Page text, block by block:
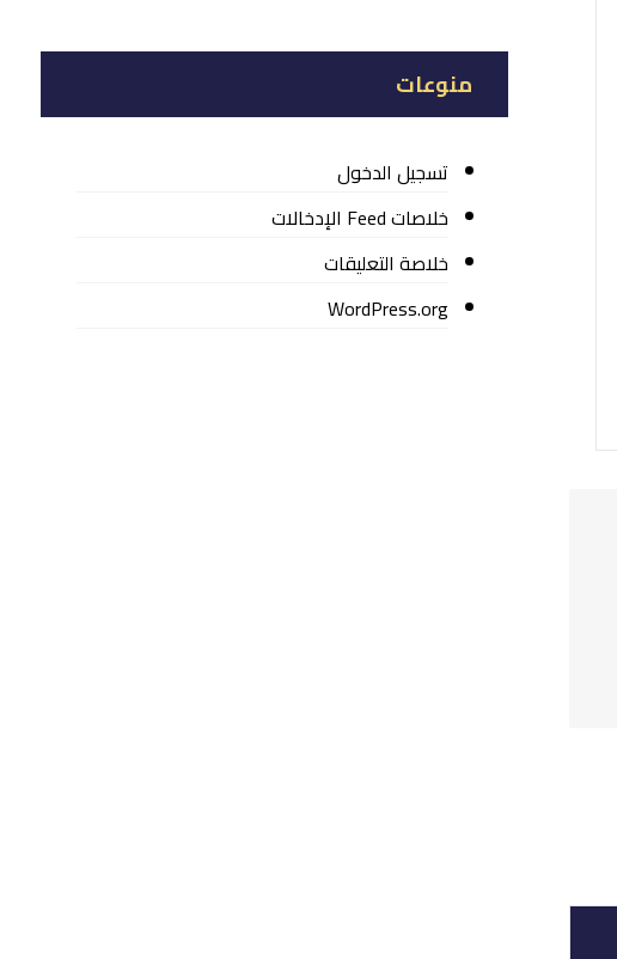
منوعات
تسجيل الدخول
خلاصات Feed الإدخالات
خلاصة التعليقات
WordPress.org